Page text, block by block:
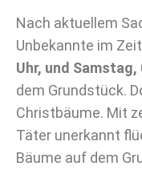
Nach aktuellem
Unbekannte im
Uhr, und Samstag,
dem Grundstück.
Christbäume. Mit
Täter unerkannt
Bäume auf dem